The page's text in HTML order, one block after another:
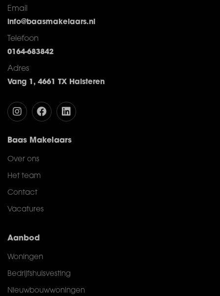
Email
info@baasmakelaars.nl
Telefoon
0164-683842
Adres
Vang 1, 4661 TX Halsteren
Baas Makelaars
Over ons
Het team
Contact
Vacatures
Aanbod
Woningen
Bedrijfshuisvesting
Nieuwbouwwoningen